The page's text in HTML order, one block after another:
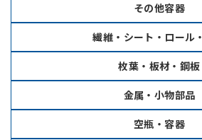
その他容器
繊維・シート・ロール
枚葉・板材・鋼板
金属・小物部品
空瓶・容器